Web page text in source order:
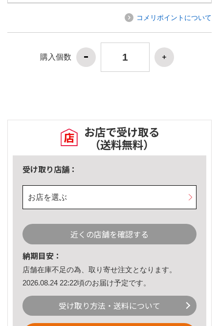
コメリポイントについて
購入個数
お店で受け取る
（送料無料）
受け取り店舗：
お店を選ぶ
近くの店舗を確認する
納期目安：
店舗在庫不足の為、取り寄せ注文となります。
2026.08.24 22:22頃のお届け予定です。
受け取り方法・送料について